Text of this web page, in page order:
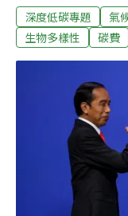
元），一口氣翻倍
完，新加坡以後的
向來打算跟著亞洲
台灣，也大吃一驚
要定在多少？課徵
2019年，新加坡便
先例。那時新加坡
10～15新幣。這番
新加坡政府一貫的
深度低碳專題 氣
生物多樣性
碳費